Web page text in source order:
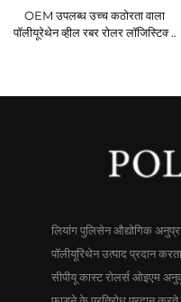
OEM उपलब्ध उच्च कठोरता वाला
पॉलीयूरेथेन व्हील रबर रोलर लॉजिस्टिक्स
लियांग पुलिसेन औद्योगिक
पॉलीयूरिथेन उत्पाद प्रदान
सीपीयू कास्ट रोलर्स ओइएम